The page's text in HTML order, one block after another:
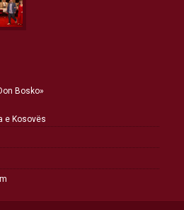
Bosko»
e Kosovës